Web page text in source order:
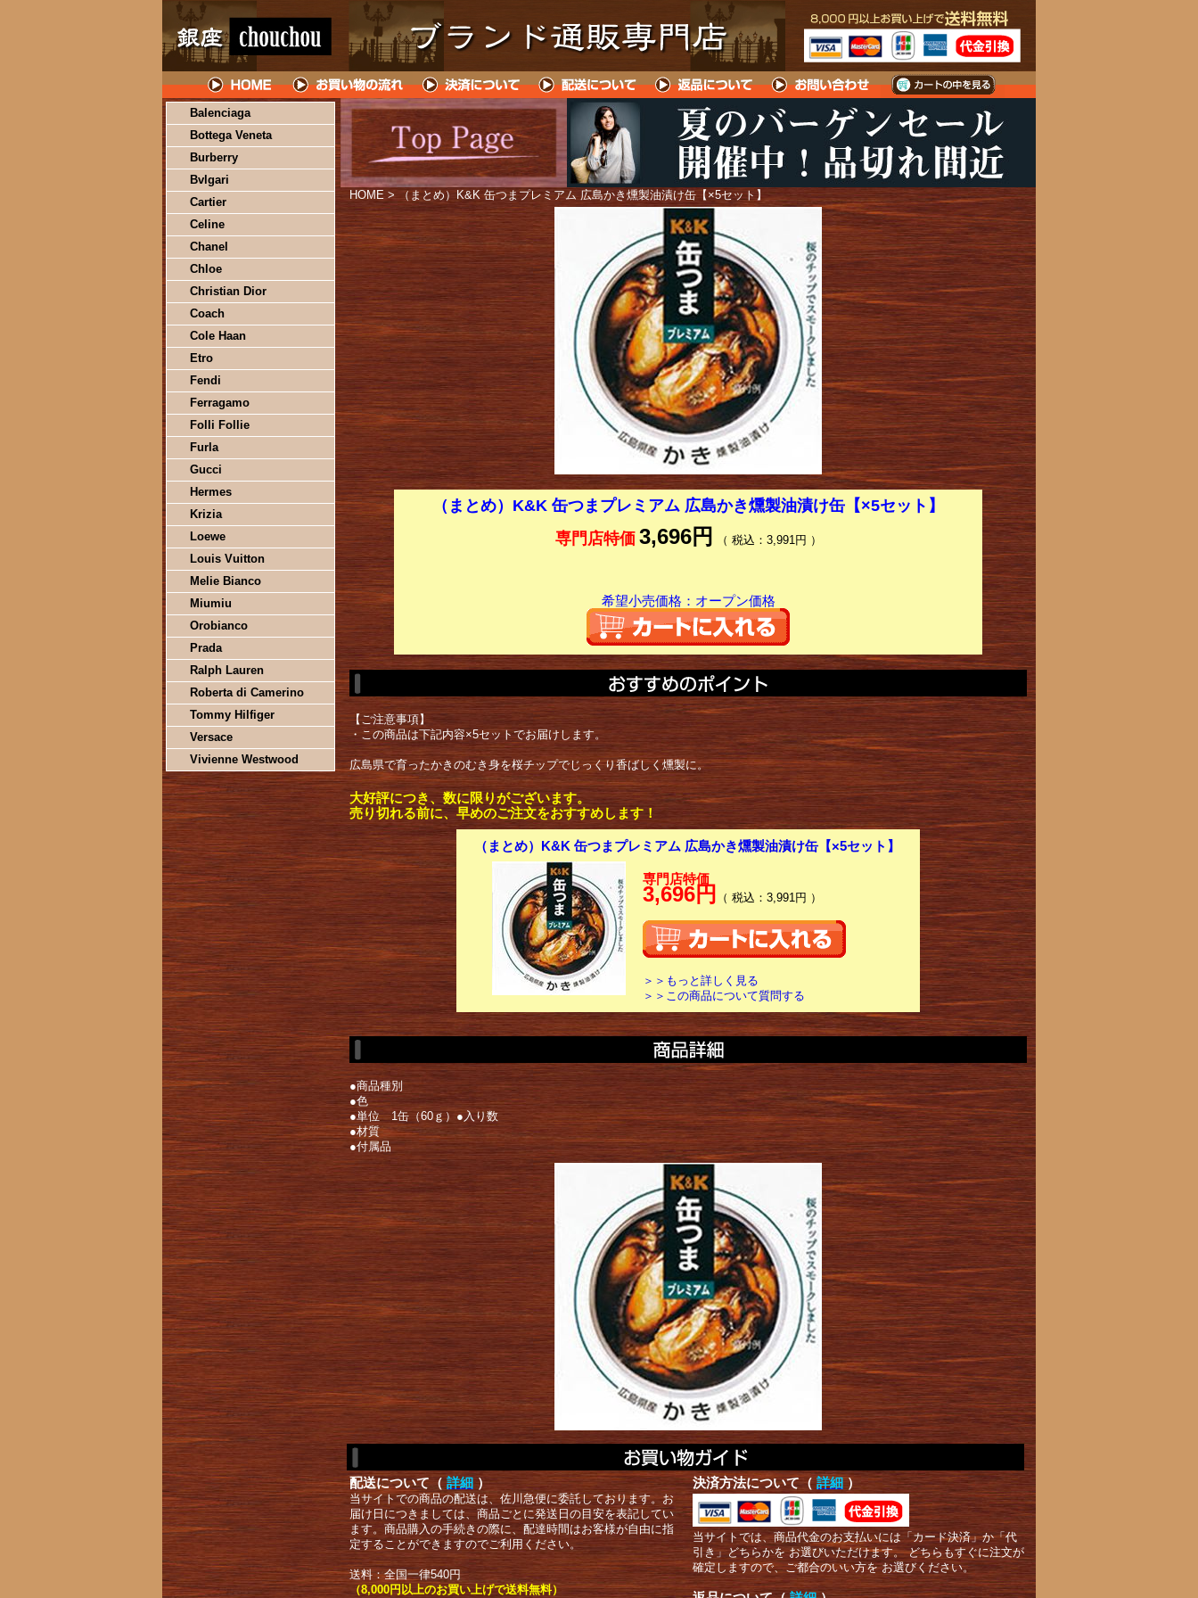
Balenciaga
Bottega Veneta
Burberry
Bvlgari
Cartier
Celine
Chanel
Chloe
Christian Dior
Coach
Cole Haan
Etro
Fendi
Ferragamo
Folli Follie
Furla
Gucci
Hermes
Krizia
Loewe
Louis Vuitton
Melie Bianco
Miumiu
Orobianco
Prada
Ralph Lauren
Roberta di Camerino
Tommy Hilfiger
Versace
Vivienne Westwood
HOME > （まとめ）K&K 缶つまプレミアム 広島かき燻製油漬け缶【×5セット】
（まとめ）K&K 缶つまプレミアム 広島かき燻製油漬け缶【×5セット】
専門店特価 3,696円 （ 税込：3,991円 ）
希望小売価格：オープン価格
【ご注意事項】
・この商品は下記内容×5セットでお届けします。
広島県で育ったかきのむき身を桜チップでじっくり香ばしく燻製に。
大好評につき、数に限りがございます。
売り切れる前に、早めのご注文をおすすめします！
（まとめ）K&K 缶つまプレミアム 広島かき燻製油漬け缶【×5セット】
専門店特価
3,696円 （ 税込：3,991円 ）
＞＞もっと詳しく見る
＞＞この商品について質問する
●商品種別
●色
●単位 1缶（60ｇ）●入り数
●材質
●付属品
配送について（ 詳細 ）
当サイトでの商品の配送は、佐川急便に委託しております。お
届け日につきましては、商品ごとに発送日の目安を表記してい
ます。商品購入の手続きの際に、配達時間はお客様が自由に指
定することができますのでご利用ください。
送料：全国一律540円
（8,000円以上のお買い上げで送料無料）
決済方法について（ 詳細 ）
当サイトでは、商品代金のお支払いには「カード決済」か「代
引き」どちらかを お選びいただけます。 どちらもすぐに注文が
確定しますので、ご都合のいい方を お選びください。